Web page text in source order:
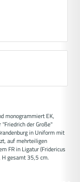
monogrammiert EK,
der Große"
in Uniform mit
auf mehrteiligen
FR in Ligatur (Fridericus
H gesamt 35,5 cm.